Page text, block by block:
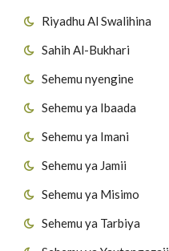
Riyadhu Al Swalihina
Sahih Al-Bukhari
Sehemu nyengine
Sehemu ya Ibaada
Sehemu ya Imani
Sehemu ya Jamii
Sehemu ya Misimo
Sehemu ya Tarbiya